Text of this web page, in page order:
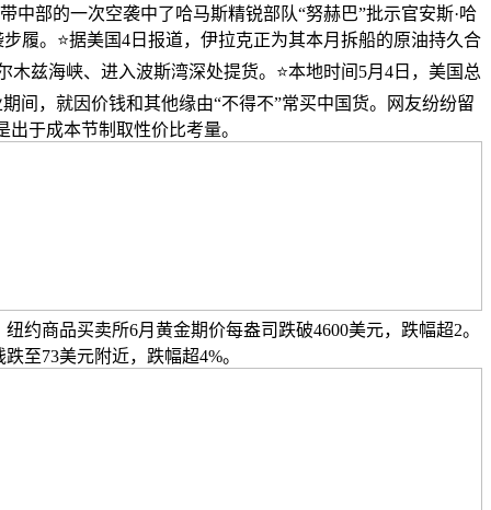
中部的一次空袭中了哈马斯精锐部队“努赫巴”批示官安斯·哈
履。⭐据美国4日报道，伊拉克正为其本月拆船的原油持久合
兹海峡、进入波斯湾深处提货。⭐本地时间5月4日，美国总
间，就因价钱和其他缘由“不得不”常买中国货。网友纷纷留
于成本节制取性价比考量。
约商品买卖所6月黄金期价每盎司跌破4600美元，跌幅超2。
至73美元附近，跌幅超4%。